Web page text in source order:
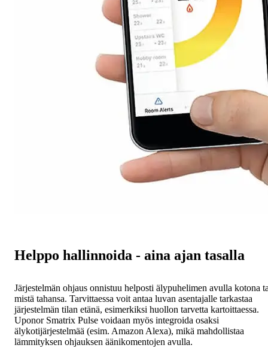
Helppo hallinnoida - aina ajan tasalla
Järjestelmän ohjaus onnistuu helposti älypuhelimen avulla kotona
mistä tahansa. Tarvittaessa voit antaa luvan asentajalle tarkastaa
järjestelmän tilan etänä, esimerkiksi huollon tarvetta kartoittaessa.
Uponor Smatrix Pulse voidaan myös integroida osaksi
älykotijärjestelmää (esim. Amazon Alexa), mikä mahdollistaa
lämmityksen ohjauksen äänikomentojen avulla.